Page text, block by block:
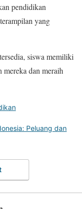
pendidikan
yang
siswa memiliki
mereka dan meraih
Peluang dan